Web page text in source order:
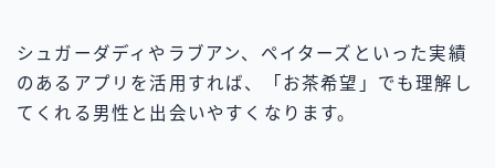
シュガーダディやラブアン、ペイターズといった実績
のあるアプリを活用すれば、「お茶希望」でも理解し
てくれる男性と出会いやすくなります。